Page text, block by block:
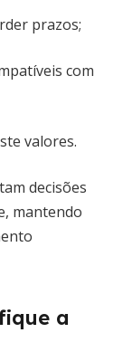
prazos;
com
valores.
decisões
mantendo
a